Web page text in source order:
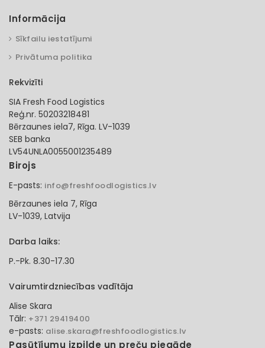
Informācija
Sīkfailu iestatījumi
Privātuma politika
Rekvizīti
SIA Fresh Food Logistics
Reģ.nr. 50203218481
Bērzaunes iela7, Rīga. LV-1039
SEB banka
LV54UNLA0055001235489
Birojs
E-pasts: info@freshfoodlogistics.lv
Bērzaunes iela 7, Rīga
LV-1039, Latvija
Darba laiks:
P.-Pk. 8.30-17.30
Vairumtirdzniecības vadītāja
Alise Skara
Tālr: +371 29419400
e-pasts: alise.skara@freshfoodlogistics.lv
Pasūtījumu izpilde un preču piegāde